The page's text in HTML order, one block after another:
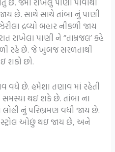
છે. સાથે સાથે તાંબા નું પાણી
દ્રવ્યો બહાર નીકળી જાય
રાખેલા પાણી ને “તામ્રજલ’ કહે
રહે છે. જે ખુબજ સરળતાથી
શકો છો.
વધે છે. હમેશા તણાવ માં રહેતી
થઇ શકે છે. તાંબા ના
લોહી નું પરિભ્રમણ વધી જાય છે.
ઓછું થઇ જાય છે, અને